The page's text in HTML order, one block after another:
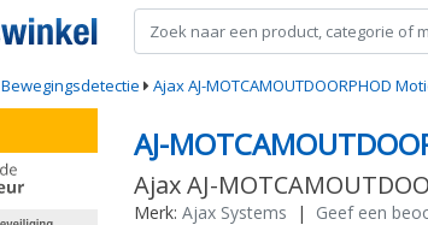
Bewegingsdetectie Ajax AJ-MOTCAMOUTDOORPHOD
AJ-
Ajax AJ-
Merk: Ajax Systems | Geef een